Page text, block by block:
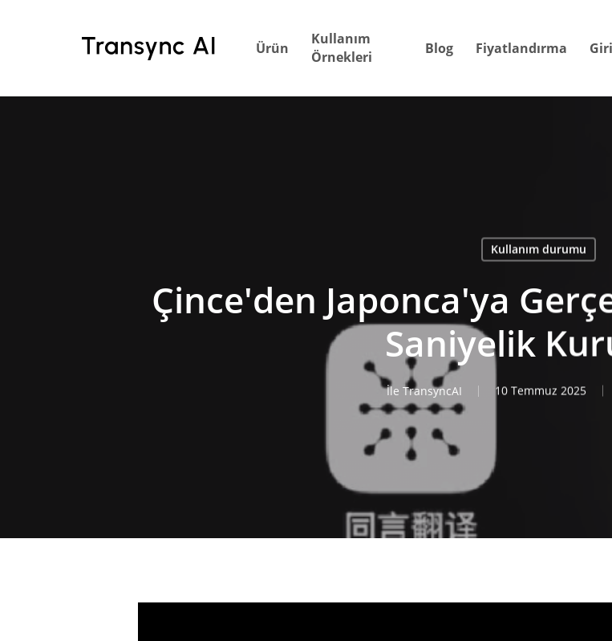
Ürün
Kullanım
Örnekleri
Blog Fiyatlandırma
Kullanım durumu
Çince'den Japonca'ya
Saniyelik
İle TransyncAI 10 Temmuz 2025